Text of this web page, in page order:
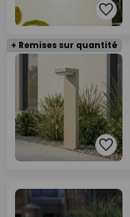
+ Remises sur quantité